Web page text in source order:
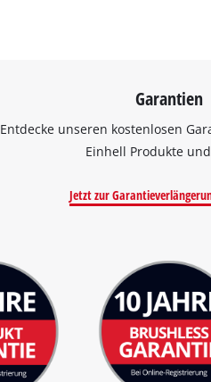
Garantien
Entdecke unseren kostenlosen
Einhell Produkte
Jetzt zur